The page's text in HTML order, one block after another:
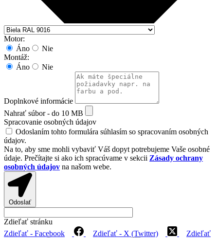
Motor:
Áno
Nie
Montáž:
Áno
Nie
Doplnkové informácie
Nahrať súbor - do 10 MB
Spracovanie osobných údajov
Odoslaním tohto formulára súhlasím so spracovaním osobných
údajov.
Na to, aby sme mohli vybaviť Váš dopyt potrebujeme Vaše osobné
údaje. Prečítajte si ako ich spracúvame v sekcii Zásady ochrany
osobných údajov na našom webe.
Odoslať
Zdieľať stránku
Zdieľať - Facebook
Zdieľať - X (Twitter)
Zdieľať